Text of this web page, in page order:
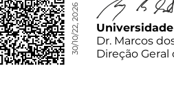
30/10/22, 20:26
Dr. Marcos
Direção